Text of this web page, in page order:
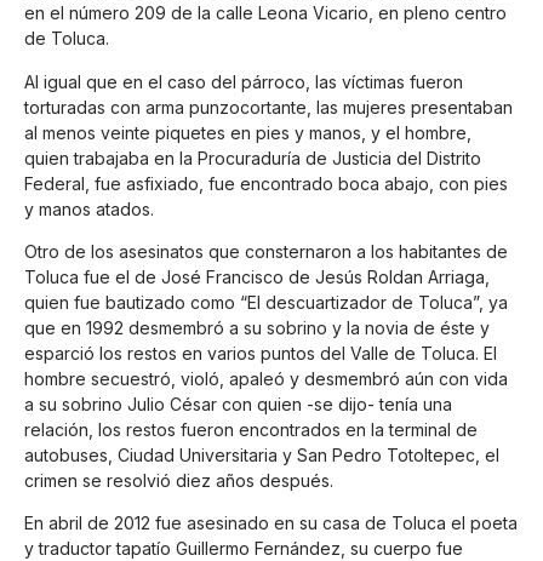
en el número 209 de la calle Leona Vicario, en pleno centro
de Toluca.
Al igual que en el caso del párroco, las víctimas fueron
torturadas con arma punzocortante, las mujeres presentaban
al menos veinte piquetes en pies y manos, y el hombre,
quien trabajaba en la Procuraduría de Justicia del Distrito
Federal, fue asfixiado, fue encontrado boca abajo, con pies
y manos atados.
Otro de los asesinatos que consternaron a los habitantes de
Toluca fue el de José Francisco de Jesús Roldan Arriaga,
quien fue bautizado como “El descuartizador de Toluca”, ya
que en 1992 desmembró a su sobrino y la novia de éste y
esparció los restos en varios puntos del Valle de Toluca. El
hombre secuestró, violó, apaleó y desmembró aún con vida
a su sobrino Julio César con quien -se dijo- tenía una
relación, los restos fueron encontrados en la terminal de
autobuses, Ciudad Universitaria y San Pedro Totoltepec, el
crimen se resolvió diez años después.
En abril de 2012 fue asesinado en su casa de Toluca el poeta
y traductor tapatío Guillermo Fernández, su cuerpo fue